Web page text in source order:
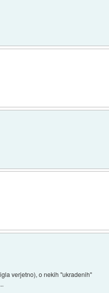
verjetno), o nekih "ukradenih"